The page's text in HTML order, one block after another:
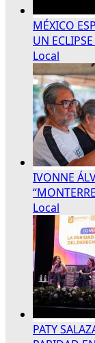
MÉXICO
UN
Local
IVONNE
Local
PATY